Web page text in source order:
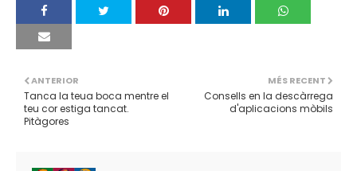
MÉS RECENT
Consells en la descàrrega
d'aplicacions mòbils
ANTERIOR
Tanca la teua boca mentre el
teu cor estiga tancat.
Pitàgores